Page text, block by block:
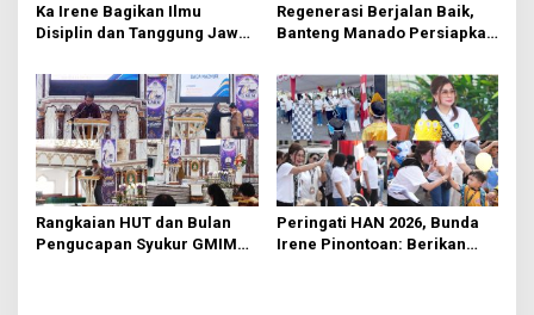
Ka Irene Bagikan Ilmu
Disiplin dan Tanggung Jawab
Manado
Regenerasi Berjalan Baik,
Banteng Manado Persiapkan
Rumput
Rangkaian HUT dan Bulan
Pengucapan Syukur GMIM
Peringati HAN 2026, Bunda
Irene Pinontoan: Berikan